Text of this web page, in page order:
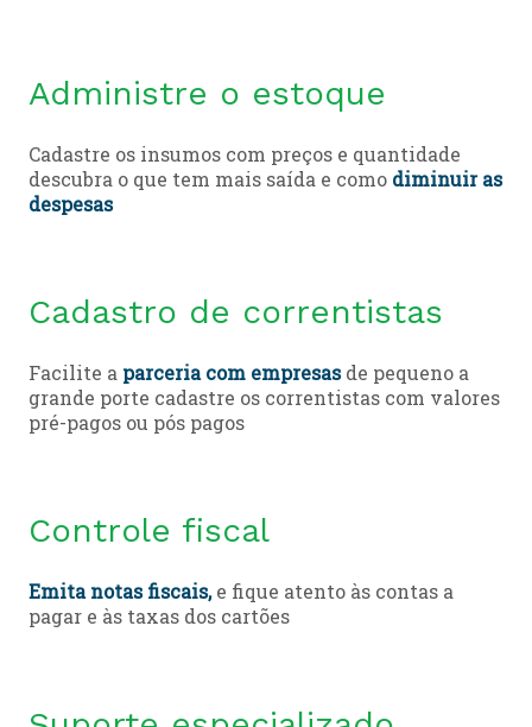
Administre o estoque
Cadastre os insumos com preços e quantidade
descubra o que tem mais saída e como diminuir as
despesas
Cadastro de correntistas
Facilite a parceria com empresasde pequeno a
grande porte cadastre os correntistas com valores
pré-pagos ou pós pagos
Controle fiscal
Emita notas fiscais,e fique atento às contas a
pagar e às taxas dos cartões